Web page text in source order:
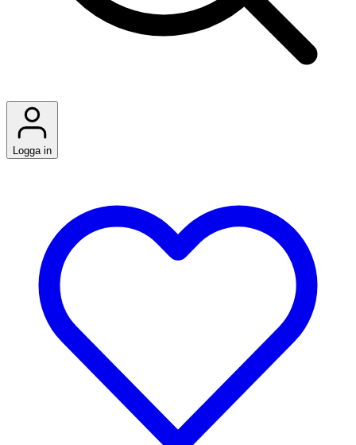
Logga in